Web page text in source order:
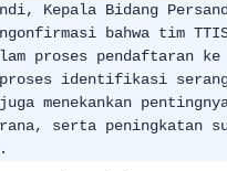
Kepala Bidang
bahwa tim
proses pendaftaran
proses identifikasi
menekankan
serta peningkatan